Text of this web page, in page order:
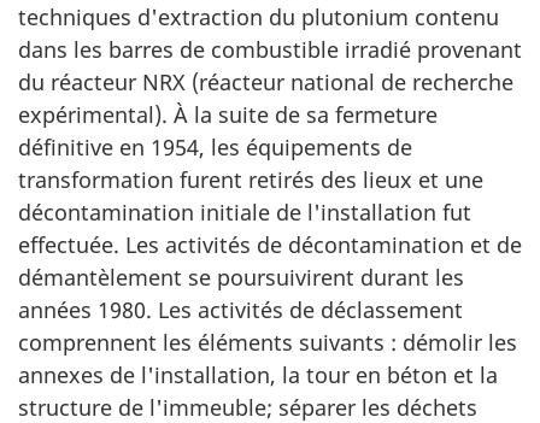
techniques d'extraction du plutonium contenu
dans les barres de combustible irradié provenant
du réacteur NRX (réacteur national de recherche
expérimental). À la suite de sa fermeture
définitive en 1954, les équipements de
transformation furent retirés des lieux et une
décontamination initiale de l'installation fut
effectuée. Les activités de décontamination et de
démantèlement se poursuivirent durant les
années 1980. Les activités de déclassement
comprennent les éléments suivants : démolir les
annexes de l'installation, la tour en béton et la
structure de l'immeuble; séparer les déchets